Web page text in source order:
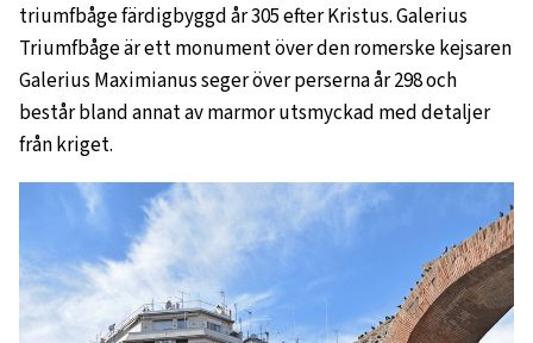
triumfbåge färdigbyggd år 305 efter Kristus. Galerius
Triumfbåge är ett monument över den romerske kejsaren
Galerius Maximianus seger över perserna år 298 och
består bland annat av marmor utsmyckad med detaljer
från kriget.